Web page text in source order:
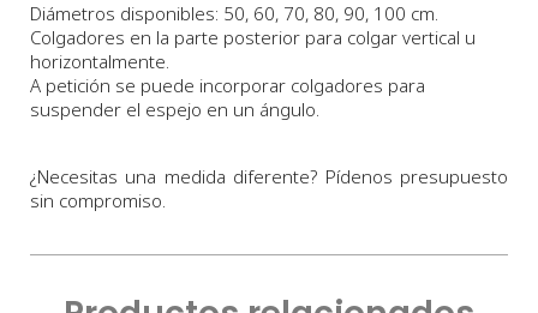
Diámetros disponibles: 50, 60, 70, 80, 90, 100 cm.
Colgadores en la parte posterior para colgar vertical u
horizontalmente.
A petición se puede incorporar colgadores para
suspender el espejo en un ángulo.
¿Necesitas una medida diferente? Pídenos presupuesto
sin compromiso.